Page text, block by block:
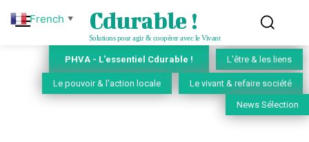
Cdurable !
Solutions pour agir & coopérer avec le Vivant
PHVA - L'essentiel Cdurable ! L'être & les liens
Le pouvoir & l'action locale Le vivant & refaire société
News Sélection
French ▼